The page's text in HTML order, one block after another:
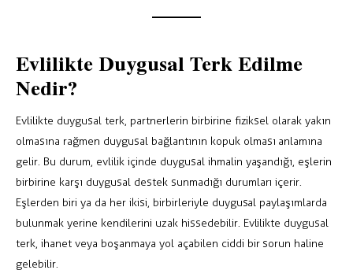
Evlilikte Duygusal Terk Edilme
Nedir?
Evlilikte duygusal terk, partnerlerin birbirine fiziksel olarak yakın
olmasına rağmen duygusal bağlantının kopuk olması anlamına
gelir. Bu durum, evlilik içinde duygusal ihmalin yaşandığı, eşlerin
birbirine karşı duygusal destek sunmadığı durumları içerir.
Eşlerden biri ya da her ikisi, birbirleriyle duygusal paylaşımlarda
bulunmak yerine kendilerini uzak hissedebilir. Evlilikte duygusal
terk, ihanet veya boşanmaya yol açabilen ciddi bir sorun haline
gelebilir.